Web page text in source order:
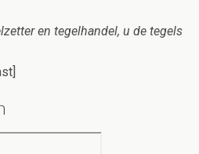
en tegelhandel, u de tegels